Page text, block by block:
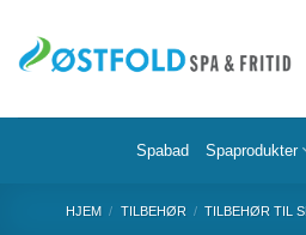
Spabad Spaprodukter
HJEM / TILBEHØR / TILBEHØR TIL